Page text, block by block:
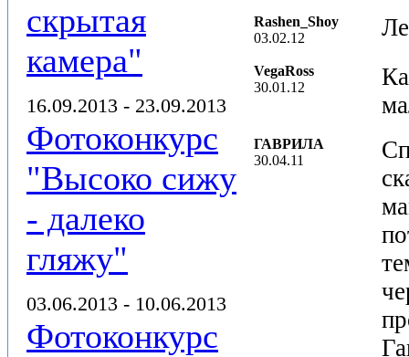
скрытая
камера"
16.09.2013 - 23.09.2013
Фотоконкурс
"Высоко сижу
- далеко
гляжу"
03.06.2013 - 10.06.2013
Фотоконкурс
Rashen_Shoy
03.02.12
VegaRoss
30.01.12
ГАВРИЛА
30.04.11